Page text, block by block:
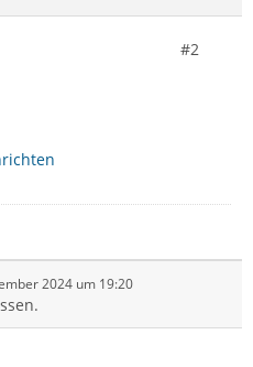
#2
2024 um 19:20